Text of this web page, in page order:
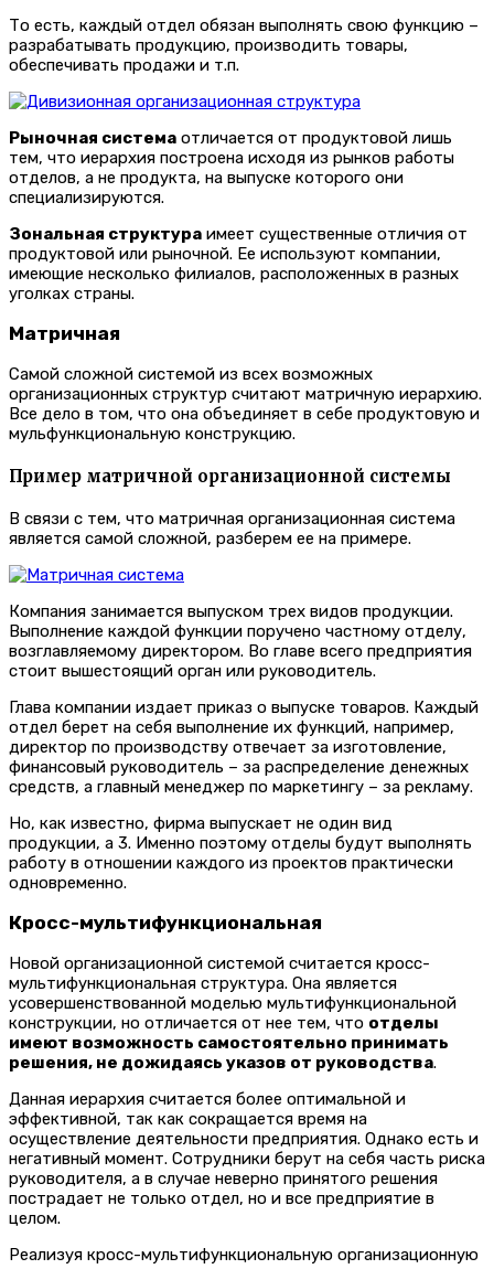
То есть, каждый отдел обязан выполнять свою функцию –
разрабатывать продукцию, производить товары,
обеспечивать продажи и т.п.
Рыночная система отличается от продуктовой лишь
тем, что иерархия построена исходя из рынков работы
отделов, а не продукта, на выпуске которого они
специализируются.
Зональная структура имеет существенные отличия от
продуктовой или рыночной. Ее используют компании,
имеющие несколько филиалов, расположенных в разных
уголках страны.
Матричная
Самой сложной системой из всех возможных
организационных структур считают матричную иерархию.
Все дело в том, что она объединяет в себе продуктовую и
мульфункциональную конструкцию.
Пример матричной организационной системы
В связи с тем, что матричная организационная система
является самой сложной, разберем ее на примере.
Компания занимается выпуском трех видов продукции.
Выполнение каждой функции поручено частному отделу,
возглавляемому директором. Во главе всего предприятия
стоит вышестоящий орган или руководитель.
Глава компании издает приказ о выпуске товаров. Каждый
отдел берет на себя выполнение их функций, например,
директор по производству отвечает за изготовление,
финансовый руководитель – за распределение денежных
средств, а главный менеджер по маркетингу – за рекламу.
Но, как известно, фирма выпускает не один вид
продукции, а 3. Именно поэтому отделы будут выполнять
работу в отношении каждого из проектов практически
одновременно.
Кросс-мультифункциональная
Новой организационной системой считается кросс-
мультифункциональная структура. Она является
усовершенствованной моделью мультифункциональной
конструкции, но отличается от нее тем, что отделы
имеют возможность самостоятельно принимать
решения, не дожидаясь указов от руководства.
Данная иерархия считается более оптимальной и
эффективной, так как сокращается время на
осуществление деятельности предприятия. Однако есть и
негативный момент. Сотрудники берут на себя часть риска
руководителя, а в случае неверно принятого решения
пострадает не только отдел, но и все предприятие в
целом.
Реализуя кросс-мультифункциональную организационную